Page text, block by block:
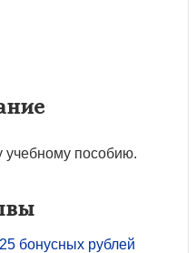
пособию.
25 бонусных рублей